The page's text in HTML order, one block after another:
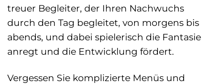
treuer Begleiter, der Ihren Nachwuchs
durch den Tag begleitet, von morgens bis
abends, und dabei spielerisch die Fantasie
anregt und die Entwicklung fördert.
Vergessen Sie komplizierte Menüs und